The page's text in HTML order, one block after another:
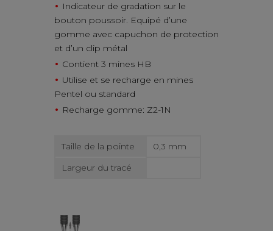
Indicateur de gradation sur le
bouton poussoir. Equipé d’une
gomme avec capuchon de protection
et d’un clip métal
Contient 3 mines HB
Utilise et se recharge en mines
Pentel ou standard
Recharge gomme: Z2-1N
Taille de la pointe
0,3 mm
Largeur du tracé